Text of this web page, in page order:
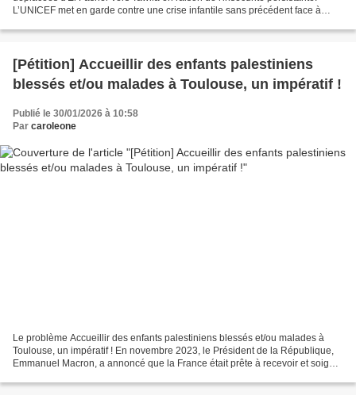
L’UNICEF met en garde contre une crise infantile sans précédent face à
[Pétition] Accueillir des enfants palestiniens
blessés et/ou malades à Toulouse, un impératif !
Publié le 30/01/2026 à 10:58
Par caroleone
Le problème Accueillir des enfants palestiniens blessés et/ou malades à
Toulouse, un impératif ! En novembre 2023, le Président de la République,
Emmanuel Macron, a annoncé que la France était prête à recevoir et soigner